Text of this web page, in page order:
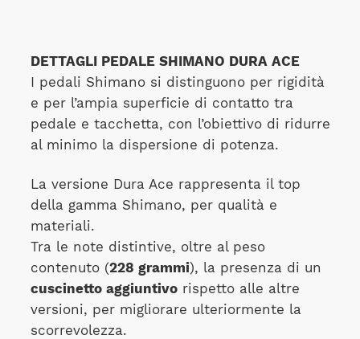
DETTAGLI PEDALE SHIMANO DURA ACE
I pedali Shimano si distinguono per rigidità
e per l’ampia superficie di contatto tra
pedale e tacchetta, con l’obiettivo di ridurre
al minimo la dispersione di potenza.
La versione Dura Ace rappresenta il top
della gamma Shimano, per qualità e
materiali.
Tra le note distintive, oltre al peso
contenuto (228 grammi), la presenza di un
cuscinetto aggiuntivorispetto alle altre
versioni, per migliorare ulteriormente la
scorrevolezza.